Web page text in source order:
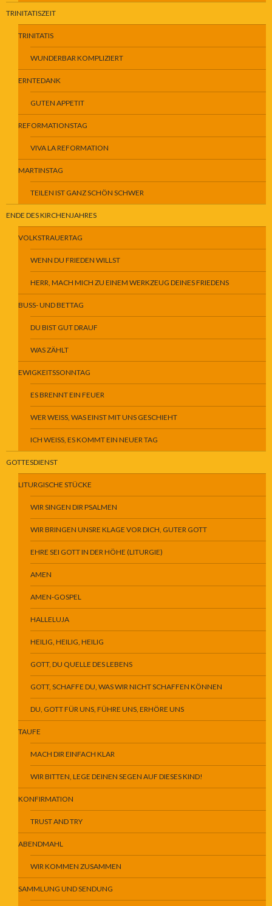
TRINITATISZEIT
TRINITATIS
WUNDERBAR KOMPLIZIERT
ERNTEDANK
GUTEN APPETIT
REFORMATIONSTAG
VIVA LA REFORMATION
MARTINSTAG
TEILEN IST GANZ SCHÖN SCHWER
ENDE DES KIRCHENJAHRES
VOLKSTRAUERTAG
WENN DU FRIEDEN WILLST
HERR, MACH MICH ZU EINEM WERKZEUG DEINES FRIEDENS
BUSS- UND BETTAG
DU BIST GUT DRAUF
WAS ZÄHLT
EWIGKEITSSONNTAG
ES BRENNT EIN FEUER
WER WEISS, WAS EINST MIT UNS GESCHIEHT
ICH WEISS, ES KOMMT EIN NEUER TAG
GOTTESDIENST
LITURGISCHE STÜCKE
WIR SINGEN DIR PSALMEN
WIR BRINGEN UNSRE KLAGE VOR DICH, GUTER GOTT
EHRE SEI GOTT IN DER HÖHE (LITURGIE)
AMEN
AMEN-GOSPEL
HALLELUJA
HEILIG, HEILIG, HEILIG
GOTT, DU QUELLE DES LEBENS
GOTT, SCHAFFE DU, WAS WIR NICHT SCHAFFEN KÖNNEN
DU, GOTT FÜR UNS, FÜHRE UNS, ERHÖRE UNS
TAUFE
MACH DIR EINFACH KLAR
WIR BITTEN, LEGE DEINEN SEGEN AUF DIESES KIND!
KONFIRMATION
TRUST AND TRY
ABENDMAHL
WIR KOMMEN ZUSAMMEN
SAMMLUNG UND SENDUNG